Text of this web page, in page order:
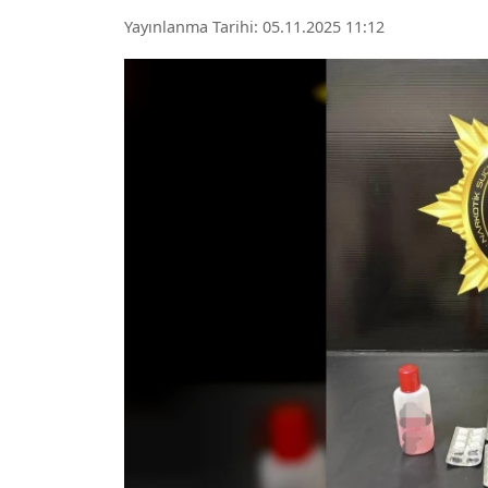
Yayınlanma Tarihi: 05.11.2025 11:12